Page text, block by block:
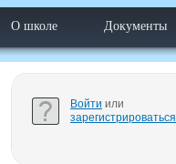
О школе Документы
Войти или
зарегистрироваться